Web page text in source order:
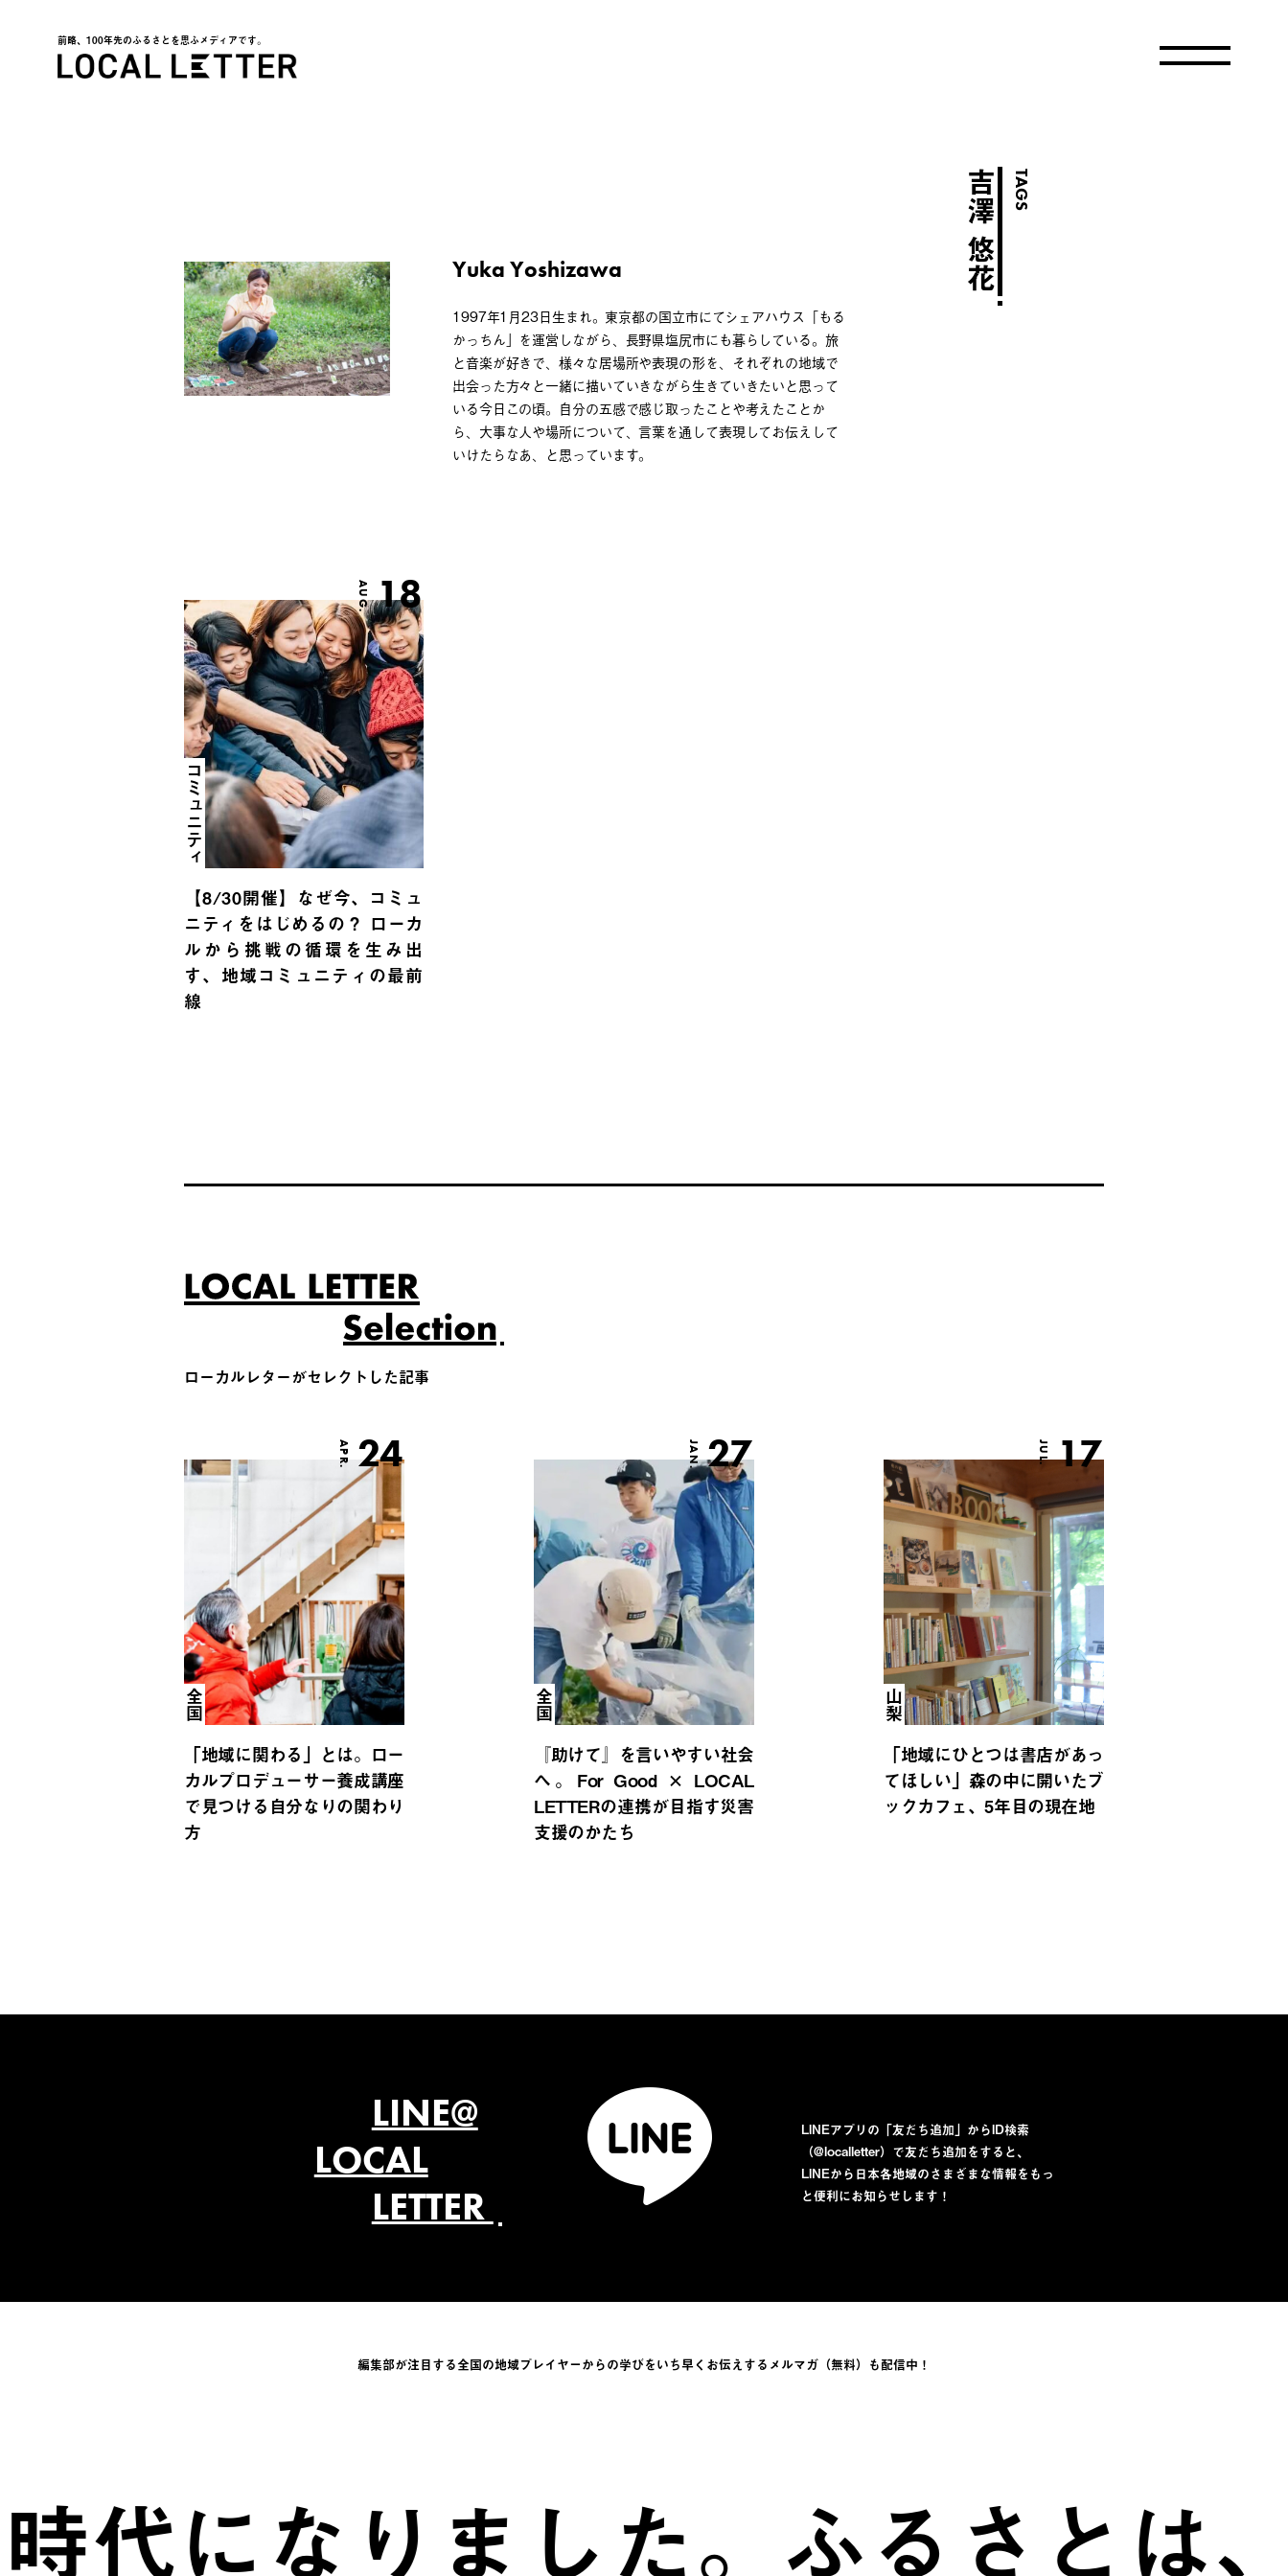
前略、100年先のふるさとを思ふメディアです。
TAGS
吉澤 悠花
Yuka Yoshizawa
1997年1月23日生まれ。東京都の国立市にてシェアハウス「もる
かっちん」を運営しながら、長野県塩尻市にも暮らしている。旅
と音楽が好きで、様々な居場所や表現の形を、それぞれの地域で
出会った方々と一緒に描いていきながら生きていきたいと思って
いる今日この頃。自分の五感で感じ取ったことや考えたことか
ら、大事な人や場所について、言葉を通して表現してお伝えして
いけたらなあ、と思っています。
AUG.18
コミュニティ
【8/30開催】なぜ今、コミュ
ニティをはじめるの？ ローカ
ルから挑戦の循環を生み出
す、地域コミュニティの最前
線
ローカルレターがセレクトした記事
APR. 24
全国
「地域に関わる」とは。ロー
カルプロデューサー養成講座
で見つける自分なりの関わり
方
JAN.27
全国
『助けて』を言いやすい社会
へ。For Good × LOCAL
LETTERの連携が目指す災害
支援のかたち
JUL. 17
山梨
「地域にひとつは書店があっ
てほしい」森の中に開いたブ
ックカフェ、5年目の現在地
LINE@
LOCAL
LETTER
LINEアプリの「友だち追加」からID検索
（@localletter）で友だち追加をすると、
LINEから日本各地域のさまざまな情報をもっ
と便利にお知らせします！
編集部が注目する全国の地域プレイヤーからの学びをいち早くお伝えするメルマガ（無料）も配信中！
になりました。ふるさとは、